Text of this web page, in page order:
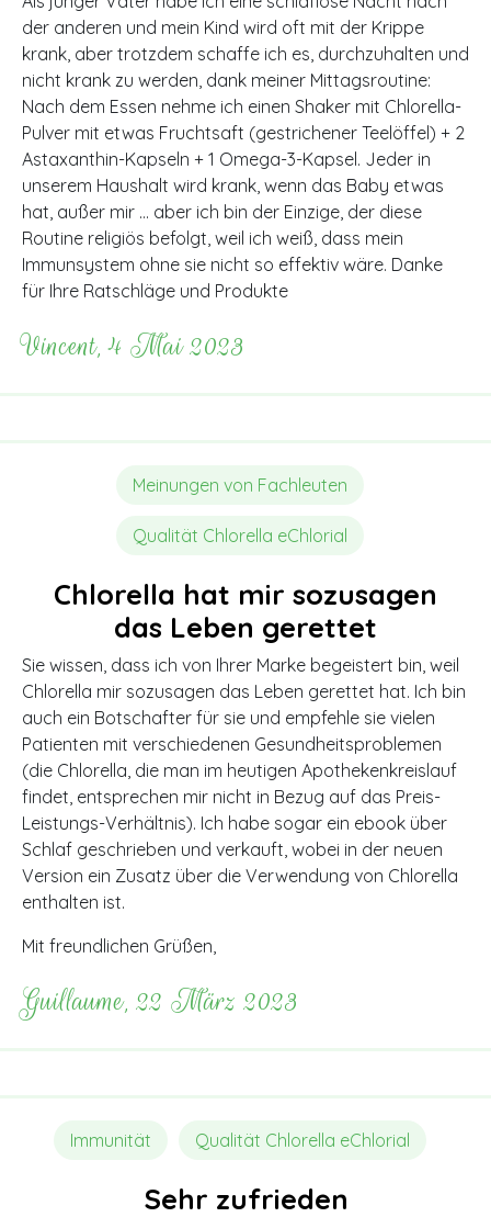
der anderen und mein Kind wird oft mit der Krippe
krank, aber trotzdem schaffe ich es, durchzuhalten und
nicht krank zu werden, dank meiner Mittagsroutine:
Nach dem Essen nehme ich einen Shaker mit Chlorella-
Pulver mit etwas Fruchtsaft (gestrichener Teelöffel) + 2
Astaxanthin-Kapseln + 1 Omega-3-Kapsel. Jeder in
unserem Haushalt wird krank, wenn das Baby etwas
hat, außer mir … aber ich bin der Einzige, der diese
Routine religiös befolgt, weil ich weiß, dass mein
Immunsystem ohne sie nicht so effektiv wäre. Danke
für Ihre Ratschläge und Produkte
Vincent, 4 Mai 2023
Meinungen von Fachleuten
Qualität Chlorella eChlorial
Chlorella hat mir sozusagen
das Leben gerettet
Sie wissen, dass ich von Ihrer Marke begeistert bin, weil
Chlorella mir sozusagen das Leben gerettet hat. Ich bin
auch ein Botschafter für sie und empfehle sie vielen
Patienten mit verschiedenen Gesundheitsproblemen
(die Chlorella, die man im heutigen Apothekenkreislauf
findet, entsprechen mir nicht in Bezug auf das Preis-
Leistungs-Verhältnis). Ich habe sogar ein ebook über
Schlaf geschrieben und verkauft, wobei in der neuen
Version ein Zusatz über die Verwendung von Chlorella
enthalten ist.
Mit freundlichen Grüßen,
Guillaume, 22 März 2023
Immunität Qualität Chlorella eChlorial
Sehr zufrieden